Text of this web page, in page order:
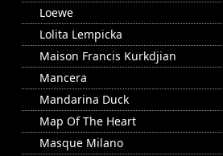
Loewe
Lolita Lempicka
Maison Francis Kurkdjian
Mancera
Mandarina Duck
Map Of The Heart
Masque Milano